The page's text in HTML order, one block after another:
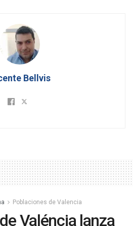
Bellvis
Poblaciones de Valencia
Valéncia lanza